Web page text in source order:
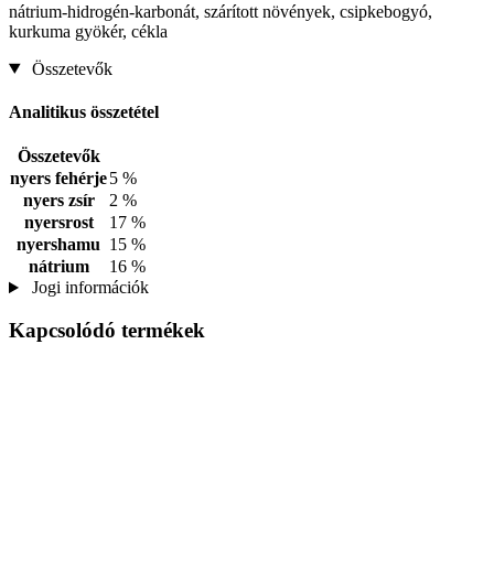
nátrium-hidrogén-karbonát, szárított növények, csipkebogyó,
kurkuma gyökér, cékla
Összetevők
Analitikus összetétel
Összetevők
nyers fehérje5 %
nyers zsír
2 %
nyersrost
17 %
nyershamu 15 %
nátrium
16 %
Jogi információk
Kapcsolódó termékek